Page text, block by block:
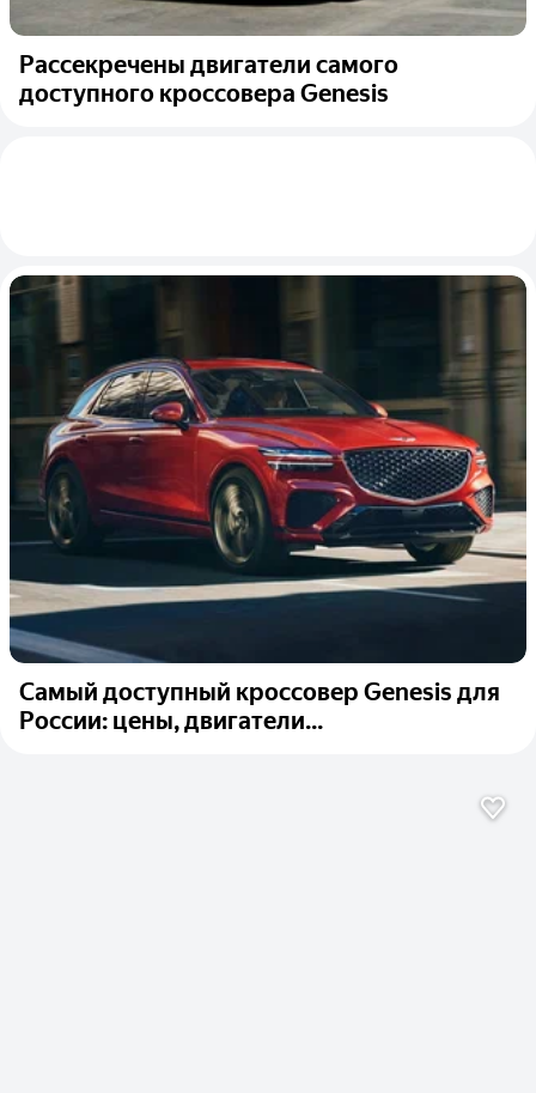
Рассекречены двигатели самого
доступного кроссовера Genesis
Самый доступный кроссовер Genesis для
России: цены, двигатели...